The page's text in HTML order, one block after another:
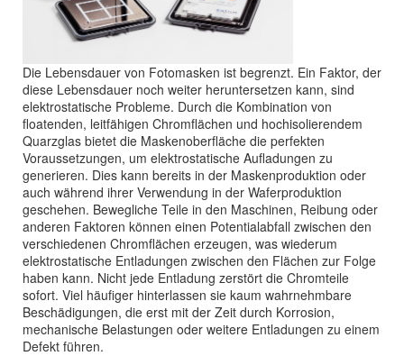
Die Lebensdauer von Fotomasken ist begrenzt. Ein Faktor, der
diese Lebensdauer noch weiter heruntersetzen kann, sind
elektrostatische Probleme. Durch die Kombination von
floatenden, leitfähigen Chromflächen und hochisolierendem
Quarzglas bietet die Maskenoberfläche die perfekten
Voraussetzungen, um elektrostatische Aufladungen zu
generieren. Dies kann bereits in der Maskenproduktion oder
auch während ihrer Verwendung in der Waferproduktion
geschehen. Bewegliche Teile in den Maschinen, Reibung oder
anderen Faktoren können einen Potentialabfall zwischen den
verschiedenen Chromflächen erzeugen, was wiederum
elektrostatische Entladungen zwischen den Flächen zur Folge
haben kann. Nicht jede Entladung zerstört die Chromteile
sofort. Viel häufiger hinterlassen sie kaum wahrnehmbare
Beschädigungen, die erst mit der Zeit durch Korrosion,
mechanische Belastungen oder weitere Entladungen zu einem
Defekt führen.